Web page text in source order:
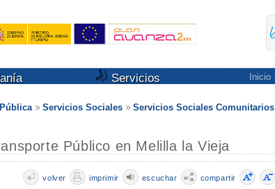
Servicios Inicio
Servicios Sociales
Servicios Sociales Comunitarios
Público en Melilla la Vieja
compartir
escuchar
imprimir
volver